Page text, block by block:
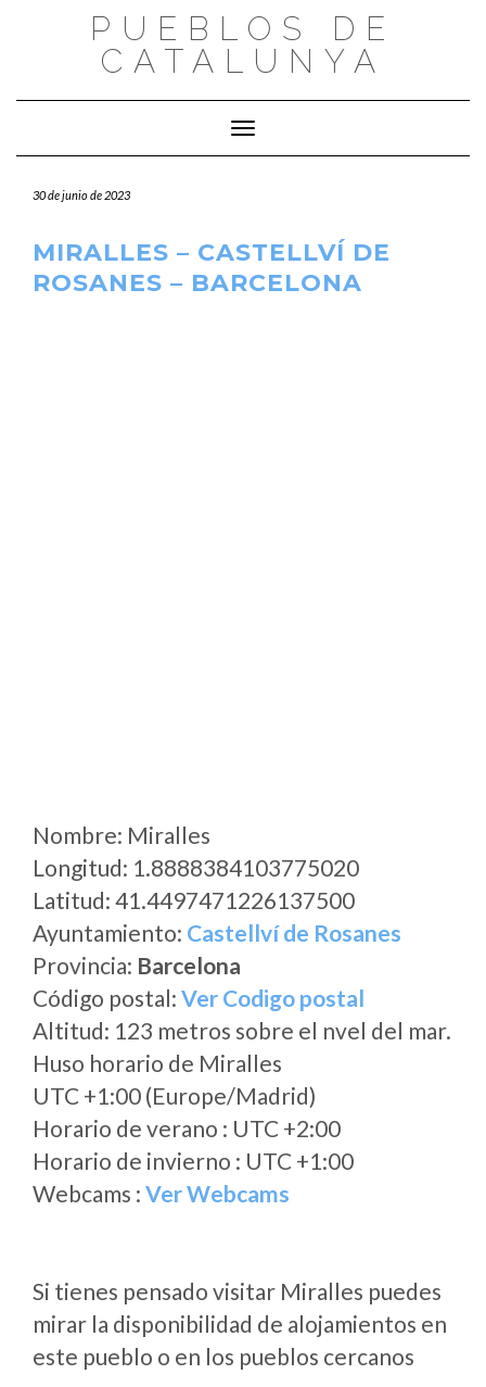
PUEBLOS DE
CATALUNYA
Cambiar modo de navegación
30 de junio de 2023
MIRALLES – CASTELLVÍ DE
ROSANES – BARCELONA
Nombre: Miralles
Longitud: 1.8888384103775020
Latitud: 41.4497471226137500
Ayuntamiento: Castellví de Rosanes
Provincia: Barcelona
Código postal: Ver Codigo postal
Altitud: 123 metros sobre el nvel del mar.
Huso horario de Miralles
UTC +1:00 (Europe/Madrid)
Horario de verano : UTC +2:00
Horario de invierno : UTC +1:00
Webcams : Ver Webcams
Si tienes pensado visitar Miralles puedes
mirar la disponibilidad de alojamientos en
este pueblo o en los pueblos cercanos